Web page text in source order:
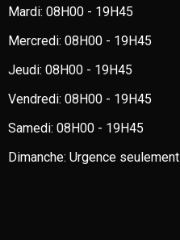
Mardi: 08H00 - 19H45
Mercredi: 08H00 - 19H45
Jeudi: 08H00 - 19H45
Vendredi: 08H00 - 19H45
Samedi: 08H00 - 19H45
Dimanche: Urgence seulement